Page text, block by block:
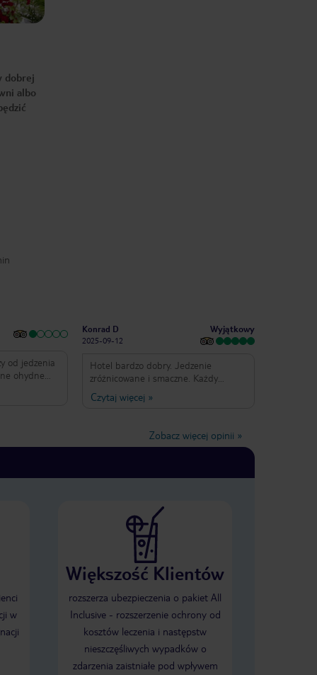
dobrej
albo
od jedzenia
ohydne
do gości
Konrad D
2025-09-12
Wyjątkowy
Hotel bardzo dobry. Jedzenie
zróżnicowane i smaczne. Każdy
znajdzie cos dla siebie. Obsługa
bardzo pomocna, można sie dogadać
dobre i mocne. Pokoje schludne i
sprzątane każdego dnia. Można
plaży blisko jak również do restauracji
Czytaj więcej »
Zobacz więcej opinii »
w
Większość Klientów
rozszerza ubezpieczenia o pakiet All
Inclusive - rozszerzenie ochrony od
kosztów leczenia i następstw
nieszczęśliwych wypadków o
zdarzenia zaistniałe pod wpływem